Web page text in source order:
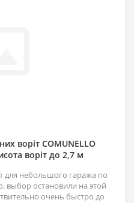
воріт COMUNELLO
воріт до 2,7 м
для небольшого гаража по
выбор остановили на этой
очень быстро до